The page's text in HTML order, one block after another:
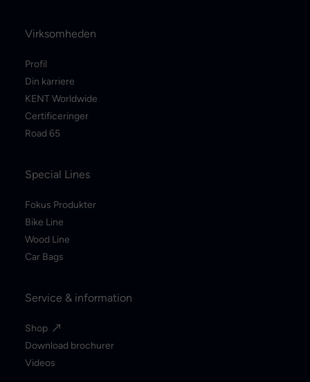
Virksomheden
Profil
Din karriere
KENT Worldwide
Certificeringer
Road 65
Special Lines
Fokus Produkter
Bike Line
Wood Line
Car Bags
Service & information
Shop
Download brochurer
Videos